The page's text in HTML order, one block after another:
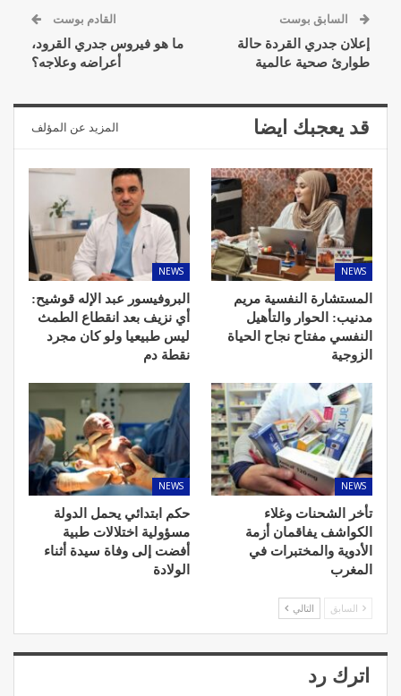
السابق بوست
إعلان جدري القردة حالة
طوارئ صحية عالمية
القادم بوست
ما هو فيروس جدري القرود،
أعراضه وعلاجه؟
قد يعجبك ايضا المزيد عن المؤلف
NEWS
المستشارة النفسية مريم
مدنيب: الحوار والتأهيل
النفسي مفتاح نجاح الحياة
الزوجية
NEWS
البروفيسور عبد الإله قوشيح:
أي نزيف بعد انقطاع الطمث
ليس طبيعيا ولو كان مجرد
نقطة دم
NEWS
تأخر الشحنات وغلاء
الكواشف يفاقمان أزمة
الأدوية والمختبرات في
المغرب
NEWS
حكم ابتدائي يحمل الدولة
مسؤولية اختلالات طبية
أفضت إلى وفاة سيدة أثناء
الولادة
السابق التالي
اترك رد